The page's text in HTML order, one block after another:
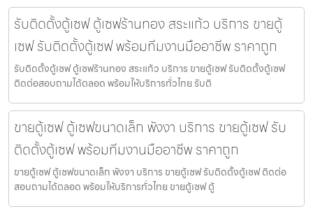
รับติดตั้งตู้เซฟ ตู้เซฟร้านทอง สระแก้ว บริการ ขายตู้
เซฟ รับติดตั้งตู้เซฟ พร้อมทีมงานมืออาชีพ ราคาถูก
รับติดตั้งตู้เซฟ ตู้เซฟร้านทอง สระแก้ว บริการ ขายตู้เซฟ รับติดตั้งตู้เซฟ
ติดต่อสอบถามได้ตลอด พร้อมให้บริการทั่วไทย รับติ
ขายตู้เซฟ ตู้เซฟขนาดเล็ก พังงา บริการ ขายตู้เซฟ รับ
ติดตั้งตู้เซฟ พร้อมทีมงานมืออาชีพ ราคาถูก
ขายตู้เซฟ ตู้เซฟขนาดเล็ก พังงา บริการ ขายตู้เซฟ รับติดตั้งตู้เซฟ ติดต่อ
สอบถามได้ตลอด พร้อมให้บริการทั่วไทย ขายตู้เซฟ ตู้